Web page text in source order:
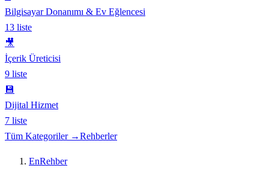
Bilgisayar Donanımı & Ev Eğlencesi
13 liste
🎥
İçerik Üreticisi
9 liste
💾
Dijital Hizmet
7 liste
Tüm Kategoriler →Rehberler
EnRehber